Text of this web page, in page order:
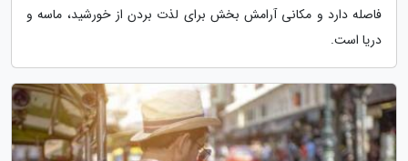
فاصله دارد و مکانی آرامش بخش برای لذت بردن از خورشید، ماسه و
دریا است.